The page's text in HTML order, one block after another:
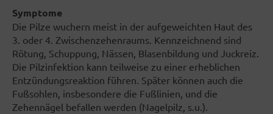
Symptome
Die Pilze wuchern meist in der aufgeweichten Haut des
3. oder 4. Zwischenzehenraums. Kennzeichnend sind
Rötung, Schuppung, Nässen, Blasenbildung und Juckreiz.
Die Pilzinfektion kann teilweise zu einer erheblichen
Entzündungsreaktion führen. Später können auch die
Fußsohlen, insbesondere die Fußlinien, und die
Zehennägel befallen werden (Nagelpilz, s.u.).